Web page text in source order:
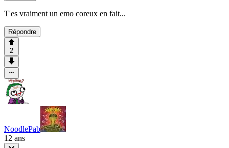
T'es vraiment un emo coreux en fait...
Répondre
2
NoodlePab
12 ans